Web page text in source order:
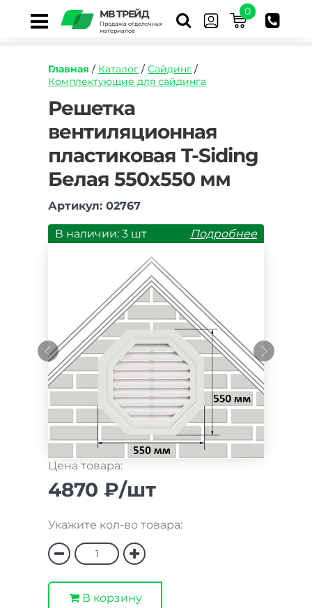
МВ ТРЕЙД
Продажа отделочных
материалов
0
Главная / Каталог / Сайдинг /
Комплектующие для сайдинга
https://mvtrade.ru/images/id/normal/reshetka-
ventilyacionnaya-
plastikovaya-
belaya-
550h550-
mm.jpg
Решетка
вентиляционная
пластиковая T-Siding
Белая 550х550 мм
Артикул: 02767
В наличии: 3 шт Подробнее
Цена товара:
4870 ₽/шт
Укажите кол-во товара:
В корзину